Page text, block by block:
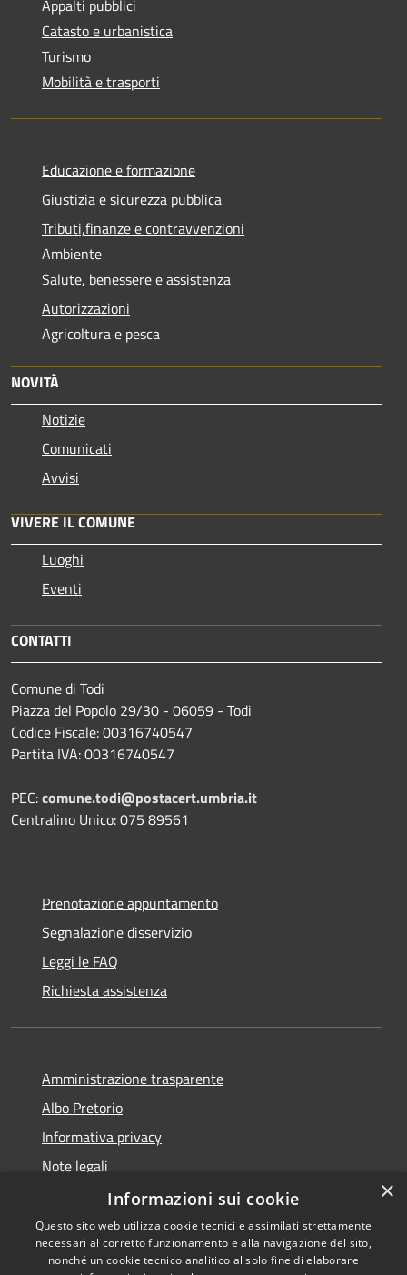
Appalti pubblici
Catasto e urbanistica
Turismo
Mobilità e trasporti
Educazione e formazione
Giustizia e sicurezza pubblica
Tributi,finanze e contravvenzioni
Ambiente
Salute, benessere e assistenza
Autorizzazioni
Agricoltura e pesca
NOVITÀ
Notizie
Comunicati
Avvisi
VIVERE IL COMUNE
Luoghi
Eventi
CONTATTI
Comune di Todi
Piazza del Popolo 29/30 - 06059 - Todi
Codice Fiscale: 00316740547
Partita IVA: 00316740547
PEC:comune.todi@postacert.umbria.it
Centralino Unico: 075 89561
Prenotazione appuntamento
Segnalazione disservizio
Leggi le FAQ
Richiesta assistenza
Amministrazione trasparente
Albo Pretorio
Informativa privacy
Note legali
Dichiarazione di accessibilità
×
Informazioni sui cookie
Questo sito web utilizza cookie tecnici e assimilati strettamente
necessari al corretto funzionamento e alla navigazione del sito,
nonché un cookie tecnico analitico al solo fine di elaborare